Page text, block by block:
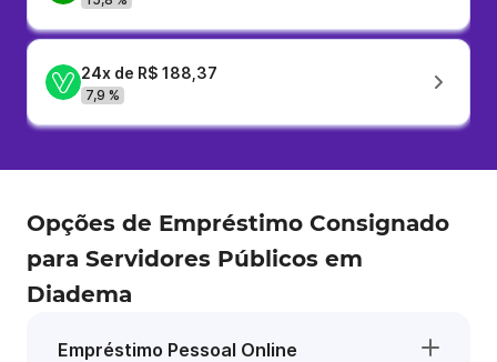
24x de R$ 188,37
7,9 %
Opções de Empréstimo Consignado
para Servidores Públicos em
Diadema
Empréstimo Pessoal Online